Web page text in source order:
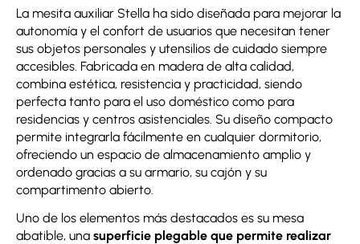
La mesita auxiliar Stella ha sido diseñada para mejorar la
autonomía y el confort de usuarios que necesitan tener
sus objetos personales y utensilios de cuidado siempre
accesibles. Fabricada en madera de alta calidad,
combina estética, resistencia y practicidad, siendo
perfecta tanto para el uso doméstico como para
residencias y centros asistenciales. Su diseño compacto
permite integrarla fácilmente en cualquier dormitorio,
ofreciendo un espacio de almacenamiento amplio y
ordenado gracias a su armario, su cajón y su
compartimento abierto.
Uno de los elementos más destacados es su mesa
abatible, una superficie plegable que permite realizar